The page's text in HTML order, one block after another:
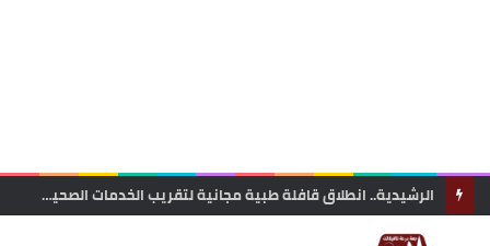
الرشيدية.. انطلاق قافلة طبية مجانية لتقريب الخدمات الصحية من ساكنة تنجداد وفركلة العليا